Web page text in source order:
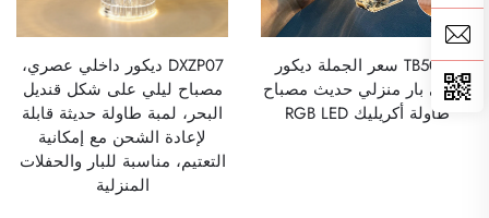
TB5029 سعر الجملة ديكور
منزلي بار منزلي حديث مصباح
طاولة أكريليك RGB LED
DXZP07 ديكور داخلي عصري،
مصباح ليلي على شكل قنديل
البحر، لمبة طاولة حديثة قابلة
لإعادة الشحن مع إمكانية
التعتيم، مناسبة للبار والحفلات
المنزلية